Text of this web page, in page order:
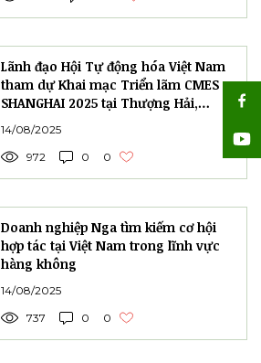
Lãnh đạo Hội Tự động hóa Việt Nam
tham dự Khai mạc Triển lãm CMES
SHANGHAI 2025 tại Thượng Hải,
Trung Quốc.
14/08/2025
972
0 0
Doanh nghiệp Nga tìm kiếm cơ hội
hợp tác tại Việt Nam trong lĩnh vực
hàng không
14/08/2025
737
0 0